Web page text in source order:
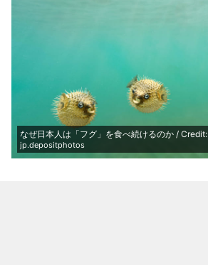
なぜ日本人は「フグ」を食べ続けるのか / Credit:
jp.depositphotos